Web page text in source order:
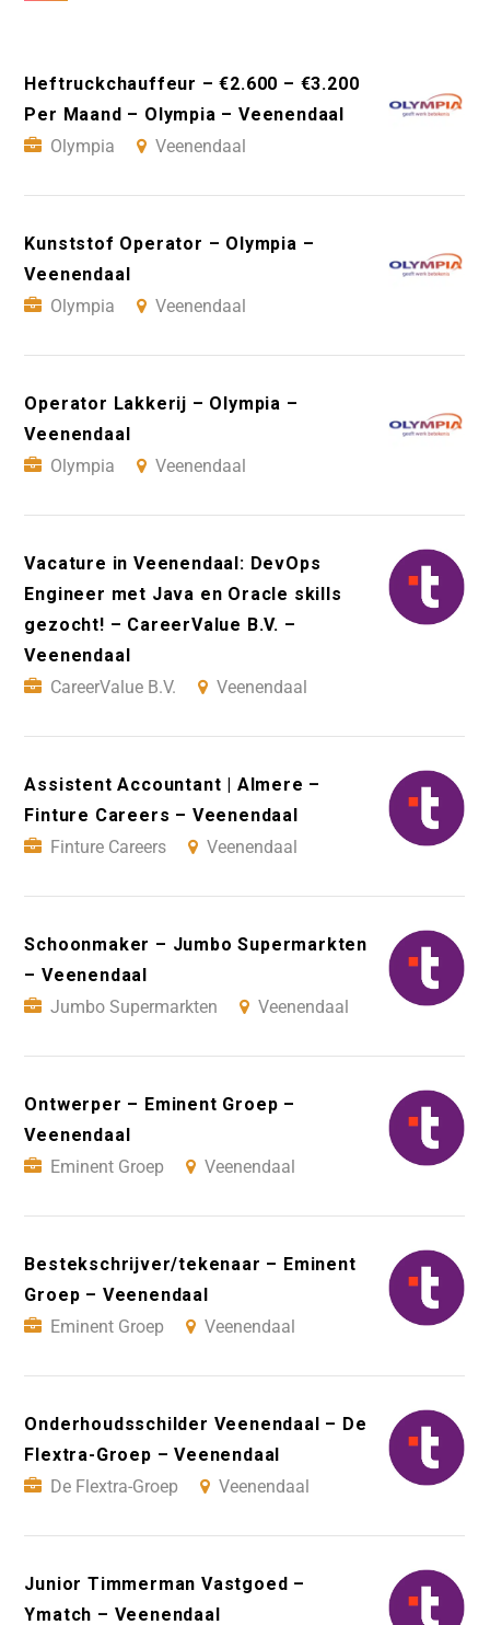
Heftruckchauffeur – €2.600 – €3.200
Per Maand – Olympia – Veenendaal
Olympia
Veenendaal
Kunststof Operator – Olympia –
Veenendaal
Olympia
Veenendaal
Operator Lakkerij – Olympia –
Veenendaal
Olympia
Veenendaal
Vacature in Veenendaal: DevOps
Engineer met Java en Oracle skills
gezocht! – CareerValue B.V. –
Veenendaal
CareerValue B.V.
Veenendaal
Assistent Accountant | Almere –
Finture Careers – Veenendaal
Finture Careers
Veenendaal
Schoonmaker – Jumbo Supermarkten
– Veenendaal
Jumbo Supermarkten
Veenendaal
Ontwerper – Eminent Groep –
Veenendaal
Eminent Groep
Veenendaal
Bestekschrijver/tekenaar – Eminent
Groep – Veenendaal
Eminent Groep
Veenendaal
Onderhoudsschilder Veenendaal – De
Flextra-Groep – Veenendaal
De Flextra-Groep
Veenendaal
Junior Timmerman Vastgoed –
Ymatch – Veenendaal